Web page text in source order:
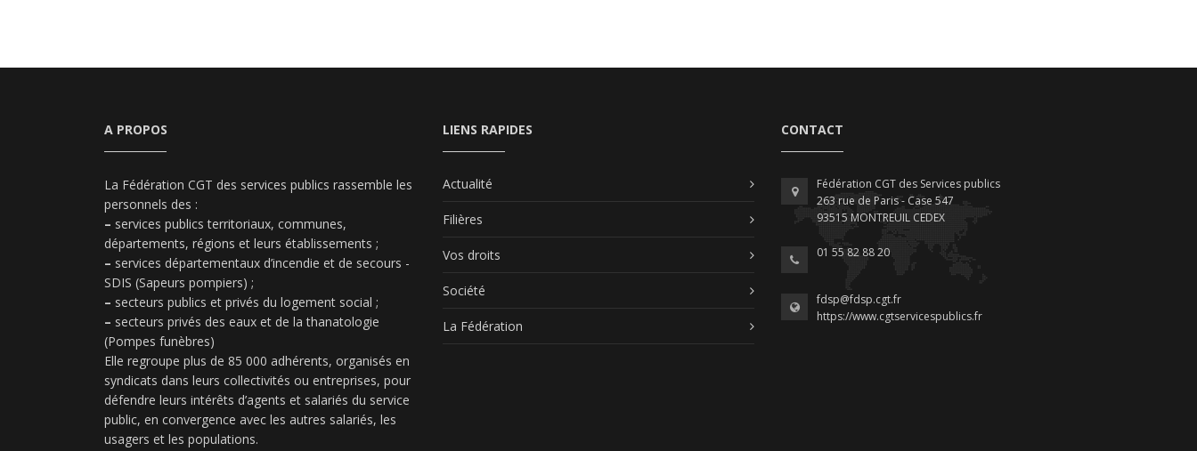
A PROPOS
La Fédération CGT des services publics rassemble les
personnels des :
– services publics territoriaux, communes,
départements, régions et leurs établissements ;
– services départementaux d’incendie et de secours -
SDIS (Sapeurs pompiers) ;
– secteurs publics et privés du logement social ;
– secteurs privés des eaux et de la thanatologie
(Pompes funèbres)
Elle regroupe plus de 85 000 adhérents, organisés en
syndicats dans leurs collectivités ou entreprises, pour
défendre leurs intérêts d’agents et salariés du service
public, en convergence avec les autres salariés, les
usagers et les populations.
LIENS RAPIDES
Actualité
Filières
Vos droits
Société
La Fédération
CONTACT
Fédération CGT des Services publics
263 rue de Paris - Case 547
93515 MONTREUIL CEDEX
01 55 82 88 20
fdsp@fdsp.cgt.fr
https://www.cgtservicespublics.fr